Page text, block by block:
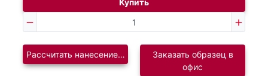
Купить
Рассчитать нанесение логотипаЗаказать образец в
офис